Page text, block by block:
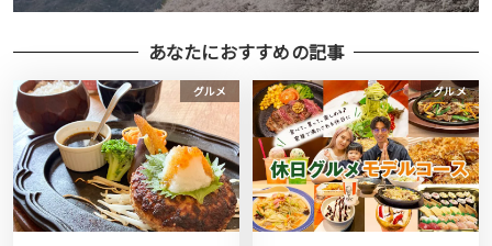
あなたにおすすめの記事
グルメ グルメ